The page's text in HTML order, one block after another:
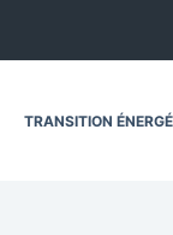
TRANSITION